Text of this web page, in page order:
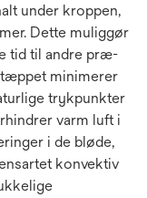
under kroppen,
Dette muliggør
tid til andre præ-
minimerer
trykpunkter
varm luft i
i de bløde,
konvektiv